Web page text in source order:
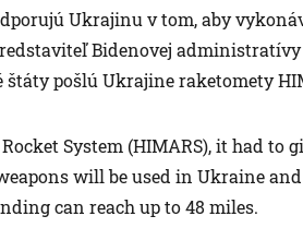
Ukrajinu v tom, aby
Bidenovej
pošlú Ukrajine raketomety
System (HIMARS), it had to
will be used in Ukraine
can reach up to 48 miles.